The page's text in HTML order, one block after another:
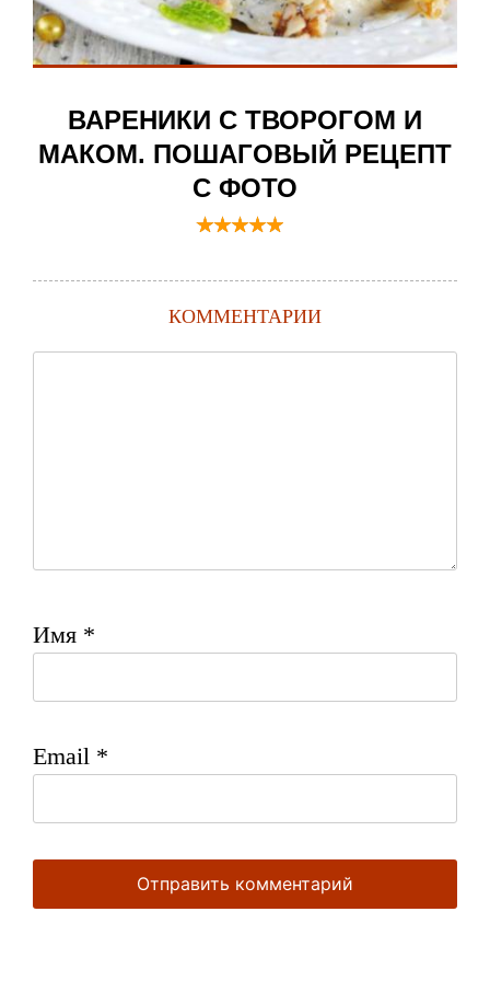
ВАРЕНИКИ С ТВОРОГОМ И
МАКОМ. ПОШАГОВЫЙ РЕЦЕПТ
С ФОТО
КОММЕНТАРИИ
Имя *
Email *